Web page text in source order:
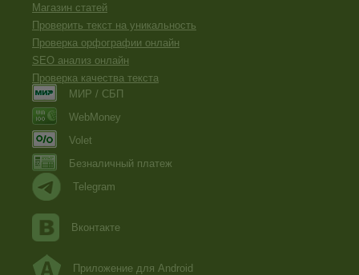
Магазин статей
Проверить текст на уникальность
Проверка орфографии онлайн
SEO анализ онлайн
Проверка качества текста
МИР / СБП
WebMoney
Volet
Безналичный платеж
Telegram
Вконтакте
Приложение для Android